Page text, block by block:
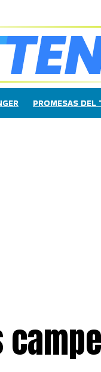
PROMESAS DEL